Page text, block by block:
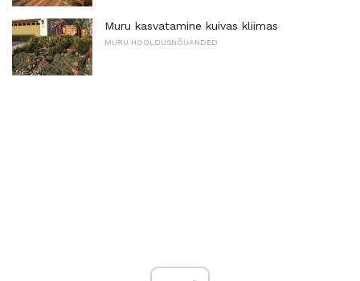
Muru kasvatamine kuivas kliimas
MURU HOOLDUSNÕUANDED